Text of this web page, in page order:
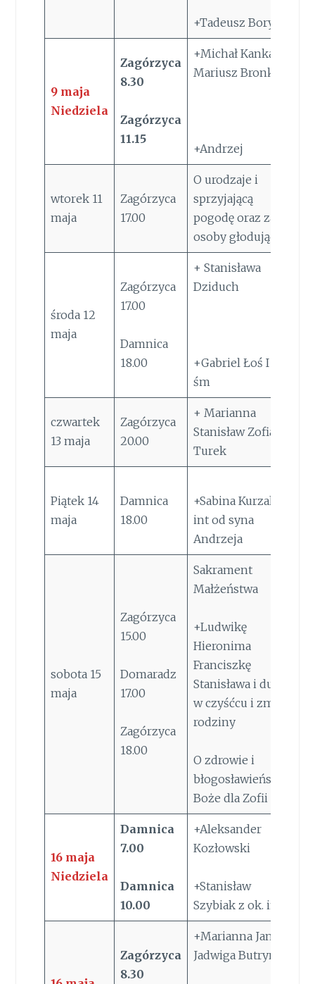
+Tadeusz Boryło
9 maja
Niedziela
Zagórzyca
8.30
Zagórzyca
11.15
+Michał Kanka
Mariusz Bronk
+Andrzej
wtorek 11
maja
Zagórzyca
17.00
O urodzaje i
sprzyjającą
pogodę oraz za
osoby głodujące
środa 12
maja
Zagórzyca
17.00
Damnica
18.00
+ Stanisława
Dziduch
+Gabriel Łoś I r.
śm
czwartek
13 maja
Zagórzyca
20.00
+ Marianna
Stanisław Zofia
Turek
Piątek 14
maja
Damnica
18.00
+Sabina Kurzak –
int od syna
Andrzeja
sobota 15
maja
Zagórzyca
15.00
Domaradz
17.00
Zagórzyca
18.00
Sakrament
Małżeństwa
+Ludwikę
Hieronima
Franciszkę
Stanisława i dusze
w czyśćcu i zm z
rodziny
O zdrowie i
błogosławieństwo
Boże dla Zofii
16 maja
Niedziela
Damnica
7.00
Damnica
10.00
+Aleksander
Kozłowski
+Stanisław
Szybiak z ok. im
Zagórzyca
8.30
+Marianna Jan
Jadwiga Butrym